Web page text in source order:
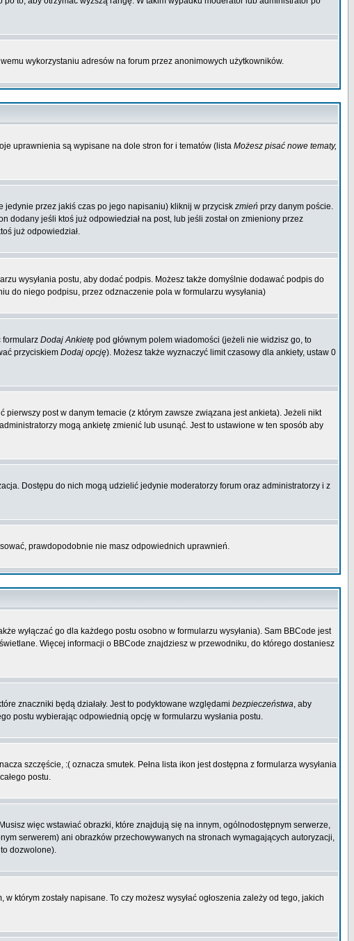
wykorzystaniu adresów na forum przez anonimowych użytkowników.
uprawnienia są wypisane na dole stron for i tematów (lista Możesz pisać nowe tematy,
jedynie przez jakiś czas po jego napisaniu) kliknij w przycisk zmień przy danym poście.
jeśli ktoś już odpowiedział na post, lub jeśli został on zmieniony przez
już odpowiedział.
wysyłania postu, aby dodać podpis. Możesz także domyślnie dodawać podpis do
do niego podpisu, przez odznaczenie pola w formularzu wysyłania)
formularz Dodaj Ankietę pod głównym polem wiadomości (jeżeli nie widzisz go, to
przyciskiem Dodaj opcję). Możesz także wyznaczyć limit czasowy dla ankiety, ustaw 0
post w danym temacie (z którym zawsze związana jest ankieta). Jeżeli nikt
mogą ankietę zmienić lub usunąć. Jest to ustawione w ten sposób aby
Dostępu do nich mogą udzielić jedynie moderatorzy forum oraz administratorzy i z
prawdopodobnie nie masz odpowiednich uprawnień.
wyłączać go dla każdego postu osobno w formularzu wysyłania). Sam BBCode jest
Więcej informacji o BBCode znajdziesz w przewodniku, do którego dostaniesz
znaczniki będą działały. Jest to podyktowane względami bezpieczeństwa, aby
postu wybierając odpowiednią opcję w formularzu wysłania postu.
szczęście, :( oznacza smutek. Pełna lista ikon jest dostępna z formularza wysyłania
postu.
więc wstawiać obrazki, które znajdują się na innym, ogólnodostępnym serwerze,
serwerem) ani obrazków przechowywanych na stronach wymagających autoryzacji,
dozwolone).
zostały napisane. To czy możesz wysyłać ogłoszenia zależy od tego, jakich